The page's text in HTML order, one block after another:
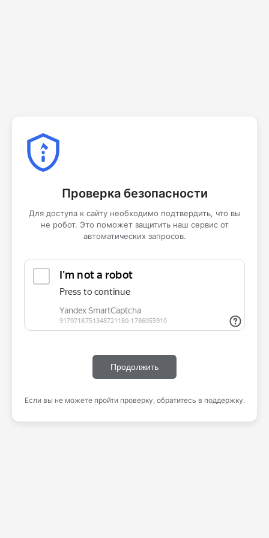
Проверка безопасности
Для доступа к сайту необходимо подтвердить, что вы
не робот. Это поможет защитить наш сервис от
автоматических запросов.
Продолжить
Если вы не можете пройти проверку, обратитесь в поддержку.